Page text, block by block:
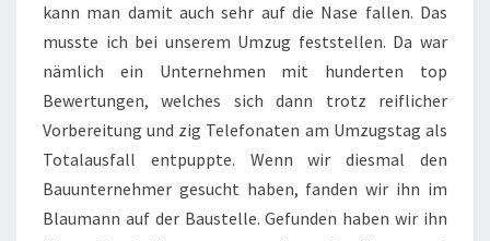
kann man damit auch sehr auf die Nase fallen. Das
musste ich bei unserem Umzug feststellen. Da war
nämlich ein Unternehmen mit hunderten top
Bewertungen, welches sich dann trotz reiflicher
Vorbereitung und zig Telefonaten am Umzugstag als
Totalausfall entpuppte. Wenn wir diesmal den
Bauunternehmer gesucht haben, fanden wir ihn im
Blaumann auf der Baustelle. Gefunden haben wir ihn